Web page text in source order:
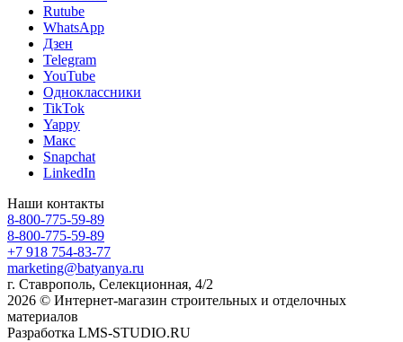
Rutube
WhatsApp
Дзен
Telegram
YouTube
Одноклассники
TikTok
Yappy
Макс
Snapchat
LinkedIn
Наши контакты
8-800-775-59-89
8-800-775-59-89
+7 918 754-83-77
marketing@batyanya.ru
г. Ставрополь, Селекционная, 4/2
2026 © Интернет-магазин строительных и отделочных
материалов
Разработка LMS-STUDIO.RU